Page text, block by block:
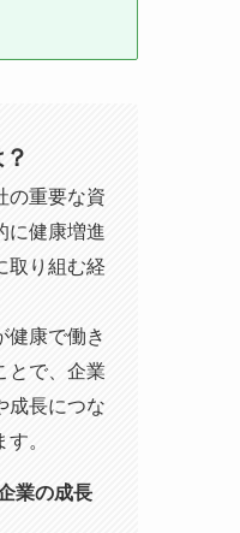
の重要な資
に健康増進
取り組む経
健康で働き
とで、企業
成長につな
。
業の成長